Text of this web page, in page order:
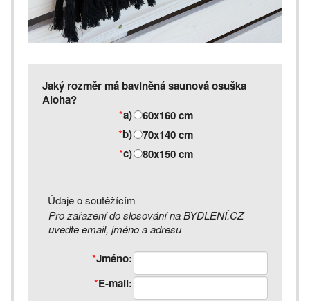
Jaký rozměr má bavlněná saunová osuška
Aloha?
*a) 60x160 cm
*b) 70x140 cm
*c) 80x150 cm
Údaje o soutěžícím
Pro zařazení do slosování na BYDLENÍ.CZ
uveďte email, jméno a adresu
*Jméno:
*E-mail: